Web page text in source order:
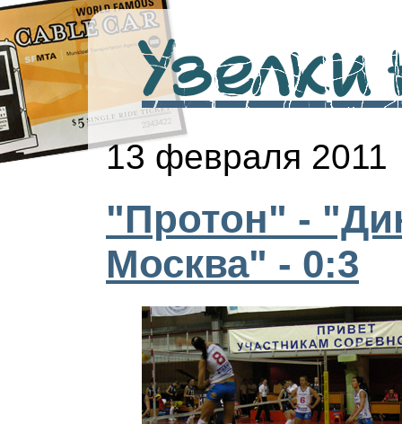
Узелки
13 февраля 2011
"Протон" -
Москва" - 0:3